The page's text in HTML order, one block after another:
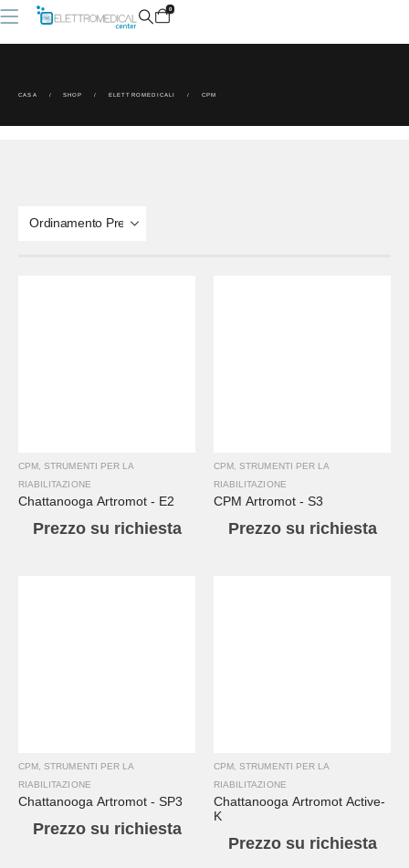
0
CASA SHOP ELETTROMEDICALI CPM
CPM ,STRUMENTI PER LA
RIABILITAZIONE
Chattanooga Artromot - E2
Prezzo su richiesta
CPM ,STRUMENTI PER LA
RIABILITAZIONE
CPM Artromot - S3
Prezzo su richiesta
CPM ,STRUMENTI PER LA
RIABILITAZIONE
Chattanooga Artromot - SP3
Prezzo su richiesta
CPM ,STRUMENTI PER LA
RIABILITAZIONE
Chattanooga Artromot Active-
K
Prezzo su richiesta